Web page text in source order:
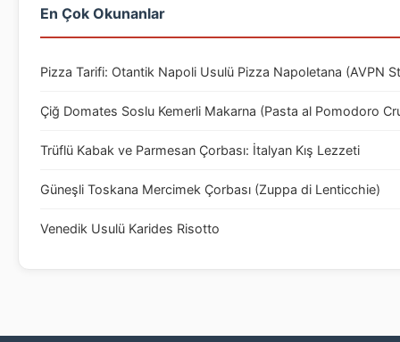
En Çok Okunanlar
Pizza Tarifi: Otantik Napoli Usulü Pizza Napoletana (AVPN
Çiğ Domates Soslu Kemerli Makarna (Pasta al Pomodoro
Trüflü Kabak ve Parmesan Çorbası: İtalyan Kış Lezzeti
Güneşli Toskana Mercimek Çorbası (Zuppa di Lenticchie)
Venedik Usulü Karides Risotto